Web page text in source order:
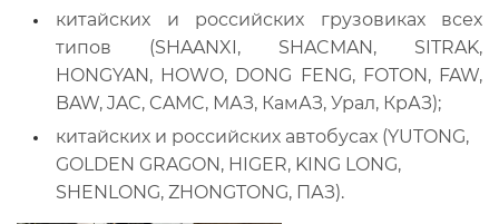
китайских и российских грузовиках всех
типов (SHAANXI, SHACMAN, SITRAK,
HONGYAN, HOWO, DONG FENG, FOTON, FAW,
BAW, JAC, CAMC, МАЗ, КамАЗ, Урал, КрАЗ);
китайских и российских автобусах (YUTONG,
GOLDEN GRAGON, HIGER, KING LONG,
SHENLONG, ZHONGTONG, ПАЗ).